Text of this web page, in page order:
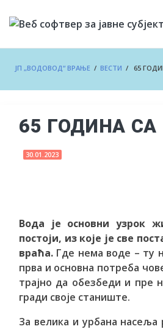
ЈП „ВОДОВОД“ ВРАЊЕ / ВЕСТИ / 65
65 ГОДИНА
30.01.2023
Вода је основни узрок
постоји, из које је све
враћа. Где нема воде – ту
прва и основна потреба
трајно да обезбеди и пре
гради своје станиште.
За велика и урбана